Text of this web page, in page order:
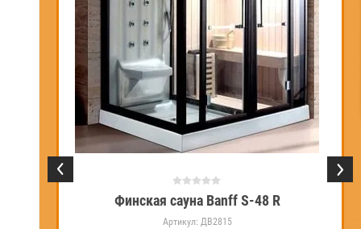
Финская сауна Banff S-48 R
Артикул: ДВ2815